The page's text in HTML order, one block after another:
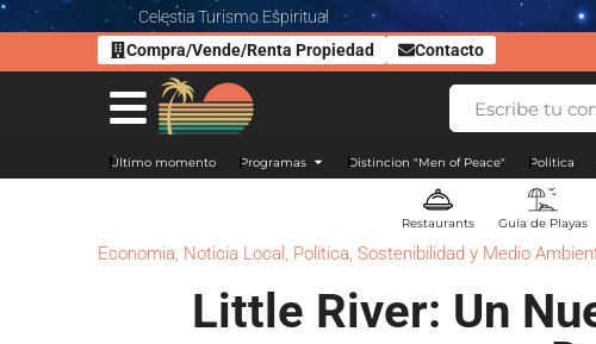
Celestia Turismo Espiritual
Compra/Vende/Renta Propiedad
Contacto
Último momento Programas Distincion "Men of Peace" Politica
Restaurants Guía de Playas
Economia, Noticia Local , Politica, Sostenibilidad y Medio
Little River: Un